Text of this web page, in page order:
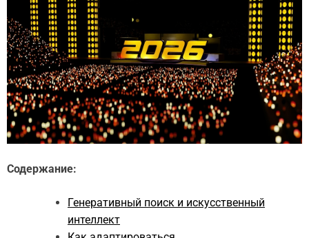
Содержание:
Генеративный поиск и искусственный
интеллект